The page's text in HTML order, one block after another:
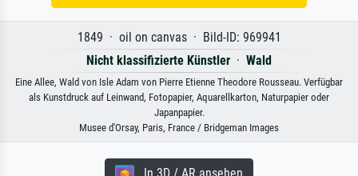
1849 · oil on canvas · Bild-ID: 969941
Nicht klassifizierte Künstler · Wald
Eine Allee, Wald von Isle Adam von Pierre Etienne Theodore Rousseau. Verfügbar
als Kunstdruck auf Leinwand, Fotopapier, Aquarellkarton, Naturpapier oder
Japanpapier.
Musee d'Orsay, Paris, France / Bridgeman Images
In 3D / AR ansehen